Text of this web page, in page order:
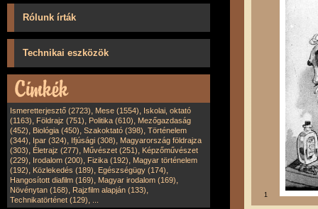
Rólunk írták
Technikai eszközök
Ismeretterjesztő (2723), Mese (1554), Iskolai, oktató
(1163), Földrajz (751), Politika (610), Mezőgazdaság
(452), Biológia (450), Szakoktató (398), Történelem
(344), Ipar (324), Ifjúsági (308), Magyarország földrajza
(303), Életrajz (277), Művészet (251), Képzőművészet
(229), Irodalom (200), Fizika (192), Magyar történelem
(192), Közlekedés (189), Egészségügy (174),
Hangosított diafilm (169), Magyar irodalom (169),
Növénytan (168), Rajzfilm alapján (133),
Technikatörténet (129), 1